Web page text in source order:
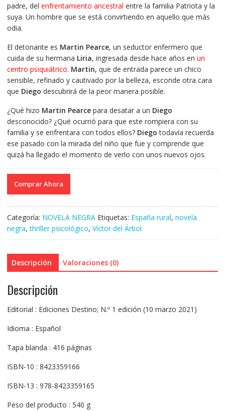
padre, del enfrentamiento ancestral entre la familia Patriota y la
suya. Un hombre que se está convirtiendo en aquello que más
odia.
El detonante es Martin Pearce, un seductor enfermero que
cuida de su hermana Liria, ingresada desde hace años en un
centro psiquiátrico. Martin, que de entrada parece un chico
sensible, refinado y cautivado por la belleza, esconde otra cara
que Diego descubrirá de la peor manera posible.
¿Qué hizo Martin Pearcepara desatar a un Diego
desconocido? ¿Qué ocurrió para que este rompiera con su
familia y se enfrentara con todos ellos? Diego todavía recuerda
ese pasado con la mirada del niño que fue y comprende que
quizá ha llegado el momento de verlo con unos nuevos ojos.
Comprar Ahora
Categoría: NOVELA NEGRA Etiquetas: España rural, novela
negra,thriller psicológico, Víctor del Árbol
Descripción Valoraciones (0)
Descripción
Editorial : Ediciones Destino; N.º 1 edición (10 marzo 2021)
Idioma : Español
Tapa blanda : 416 páginas
ISBN-10 : 8423359166
ISBN-13 : 978-8423359165
Peso del producto : 540 g